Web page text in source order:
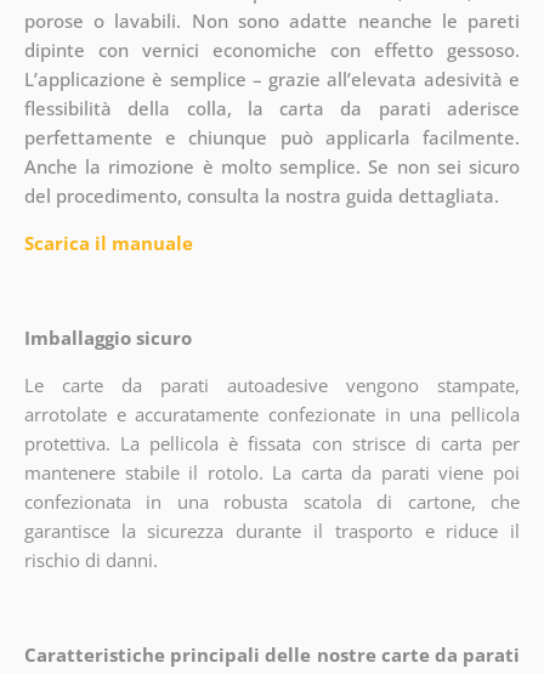
porose o lavabili. Non sono adatte neanche le pareti
dipinte con vernici economiche con effetto gessoso.
L’applicazione è semplice – grazie all’elevata adesività e
flessibilità della colla, la carta da parati aderisce
perfettamente e chiunque può applicarla facilmente.
Anche la rimozione è molto semplice. Se non sei sicuro
del procedimento, consulta la nostra guida dettagliata.
Scarica il manuale
Imballaggio sicuro
Le carte da parati autoadesive vengono stampate,
arrotolate e accuratamente confezionate in una pellicola
protettiva. La pellicola è fissata con strisce di carta per
mantenere stabile il rotolo. La carta da parati viene poi
confezionata in una robusta scatola di cartone, che
garantisce la sicurezza durante il trasporto e riduce il
rischio di danni.
Caratteristiche principali delle nostre carte da parati